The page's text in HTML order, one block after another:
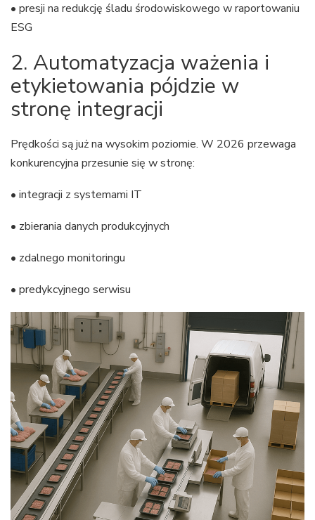
• presji na redukcję śladu środowiskowego w raportowaniu
ESG
2. Automatyzacja ważenia i
etykietowania pójdzie w
stronę integracji
Prędkości są już na wysokim poziomie. W 2026 przewaga
konkurencyjna przesunie się w stronę:
• integracji z systemami IT
• zbierania danych produkcyjnych
• zdalnego monitoringu
• predykcyjnego serwisu